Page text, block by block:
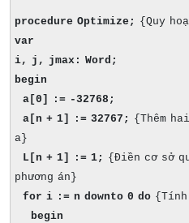
procedure Optimize; {Quy
var
i, j, jmax: Word;
begin
a[0] := -32768;
a[n + 1] := 32767; {Thêm
a}
L[n + 1] := 1; {Điền cơ sở
phương án}
for i := n downto 0 do {Tính
begin